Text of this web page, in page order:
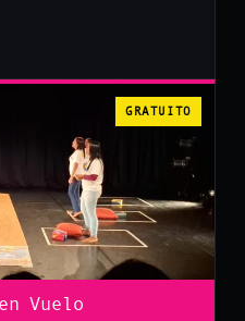
GRATUITO
Vuelo